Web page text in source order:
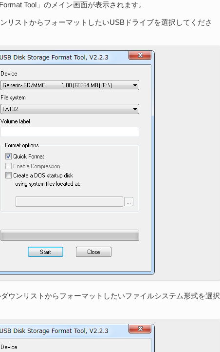
Tool」のメイン画面が表示されます。
リストからフォーマットしたいUSBドライブを選択してくださ
ダウンリストからフォーマットしたいファイルシステム形式を選択